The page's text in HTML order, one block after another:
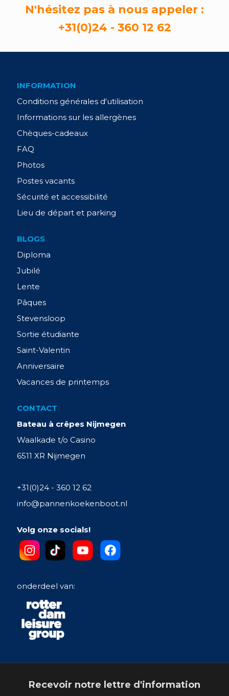
N'hésitez pas à nous appeler :
+31(0)24 - 360 12 62
INFORMATION
Conditions générales d'utilisation
Informations sur les allergènes
Chèques-cadeaux
FAQ
Photos
Postes vacants
Sécurité et accessibilité
Lieu de départ et parking
BLOGS
Diploma
Jubilé
Lente
Pâques
Stevensloop
Sortie étudiante
Saint-Valentin
Anniversaire
Vacances de printemps
CONTACT
Bateau à crêpes Nijmegen
Waalkade t/o Casino
6511 XR Nijmegen
+31(0)24 - 360 12 62
info@pannenkoekenboot.nl
Volg onze socials!
onderdeel van:
Recevoir notre lettre d'information